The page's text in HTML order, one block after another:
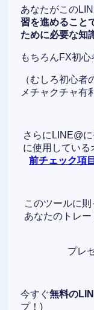
あなたがこの
習を進めること
ために必要な知
もちろんFX初心
（むしろ初心
メチャクチャ有
さらにLINE@
に使用している
前チェック項
このツールに則
あなたのトレ
プレ
今すぐ無料の
プ！)